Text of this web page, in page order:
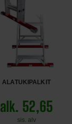
ALATUKIPALKIT
alk. 52,65
sis. alv